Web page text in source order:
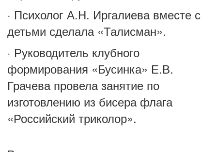
· Психолог А.Н. Иргалиева вместе с
детьми сделала «Талисман».
· Руководитель клубного
формирования «Бусинка» Е.В.
Грачева провела занятие по
изготовлению из бисера флага
«Российский триколор».